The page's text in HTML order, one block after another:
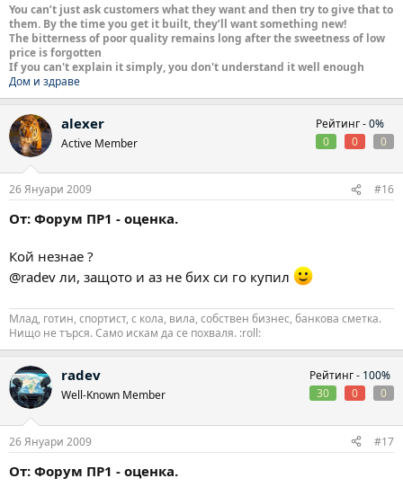
You can’t just ask customers what they want and then try to give that to
them. By the time you get it built, they’ll want something new!
The bitterness of poor quality remains long after the sweetness of low
price is forgotten
If you can't explain it simply, you don't understand it well enough
Дом и здраве
alexer
Active Member
Рейтинг -0%
0
0 0
26 Януари 2009 #16
От: Форум ПР1 - оценка.
Кой незнае ?
@radev ли, защото и аз не бих си го купил
Млад, готин, спортист, с кола, вила, собствен бизнес, банкова сметка.
Нищо не търся. Само искам да се похваля. :roll:
radev
Well-Known Member
Рейтинг - 100%
30
0 0
26 Януари 2009 #17
От: Форум ПР1 - оценка.